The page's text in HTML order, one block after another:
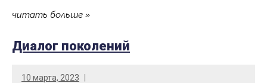
читать больше
Диалог поколений
10 марта, 2023